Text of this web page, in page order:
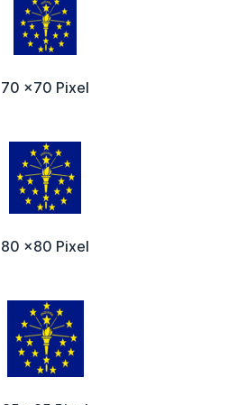
70 x70 Pixel
80 x80 Pixel